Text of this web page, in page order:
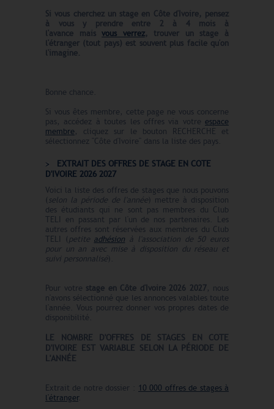
Si vous cherchez un stage en Côte d'Ivoire, pensez
à vous y prendre entre 2 à 4 mois à
l'avance maisvous verrez, trouver un stage à
l'étranger (tout pays) est souvent plus facile qu'on
l'imagine.
Bonne chance.
Si vous êtes membre, cette page ne vous concerne
pas, accédez à toutes les offres via votre espace
membre, cliquez sur le bouton RECHERCHE et
sélectionnez "Côte d'Ivoire" dans la liste des pays.
EXTRAIT DES OFFRES DE STAGE EN COTE
D'IVOIRE 2026 2027
Voici la liste des offres de stages que nous pouvons
(selon la période de l'année ) mettre à disposition
des étudiants qui ne sont pas membres du Club
TELI en passant par l'un de nos partenaires. Les
autres offres sont réservées aux membres du Club
TELI (petite adhésion à l'association de 50 euros
pour un an avec mise à disposition du réseau et
suivi personnalisé ).
Pour votre stage en Côte d'Ivoire 2026 2027, nous
n'avons sélectionné que les annonces valables toute
l'année. Vous pourrez donner vos propres dates de
disponibilité.
LE NOMBRE D'OFFRES DE STAGES EN COTE
D'IVOIRE EST VARIABLE SELON LA PÉRIODE DE
L'ANNÉE
Extrait de notre dossier : 10 000 offres de stages à
l'étranger.